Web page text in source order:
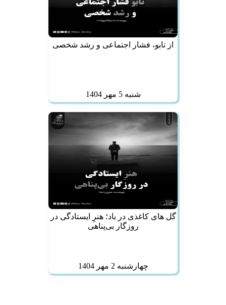
از تابو، فشار اجتماعی و رشد شخصی
شنبه 5 مهر 1404
گل‌ های کاغذی در باد؛ هنرِ ایستادگی در
روزگار بی‌پناهی
چهارشنبه 2 مهر 1404